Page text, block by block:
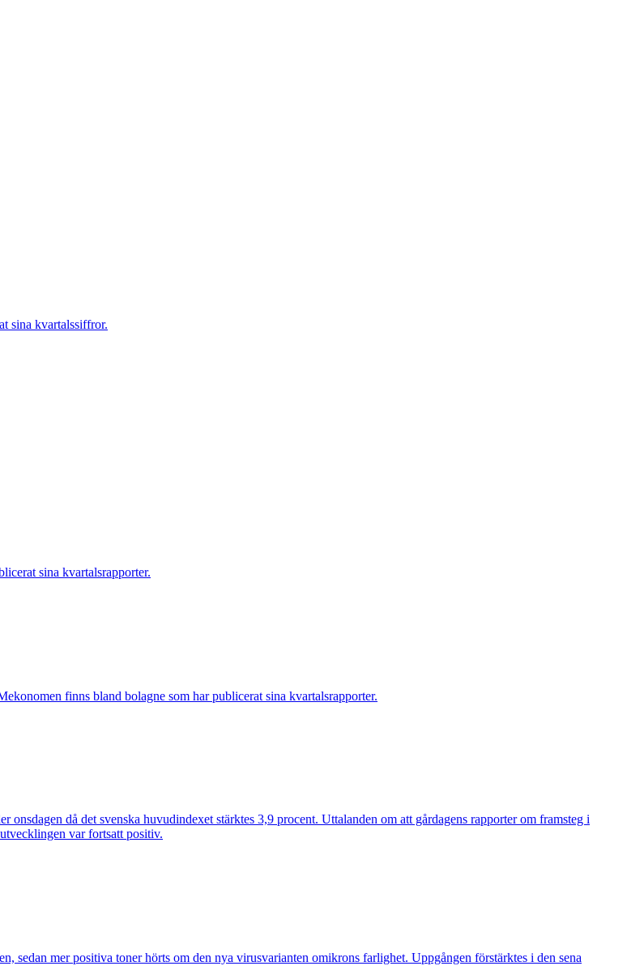
sina kvartalssiffror.
sina kvartalsrapporter.
finns bland bolagne som har publicerat sina kvartalsrapporter.
då det svenska huvudindexet stärktes 3,9 procent. Uttalanden om att gårdagens rapporter om framsteg i
var fortsatt positiv.
sedan mer positiva toner hörts om den nya virusvarianten omikrons farlighet. Uppgången förstärktes i den sena